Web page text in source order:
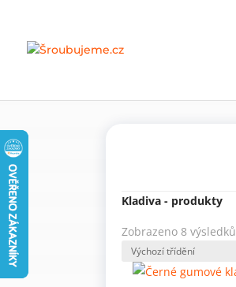
Kladiva - produkty
Zobrazeno 8 výsledků